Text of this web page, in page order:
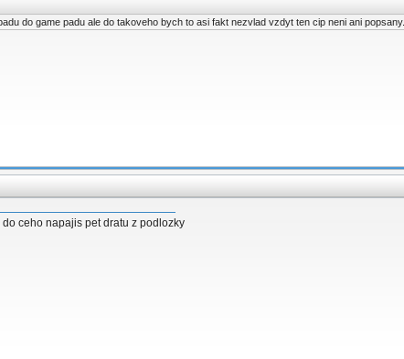
do game padu ale do takoveho bych to asi fakt nezvlad vzdyt ten cip neni ani popsany.
ceho napajis pet dratu z podlozky